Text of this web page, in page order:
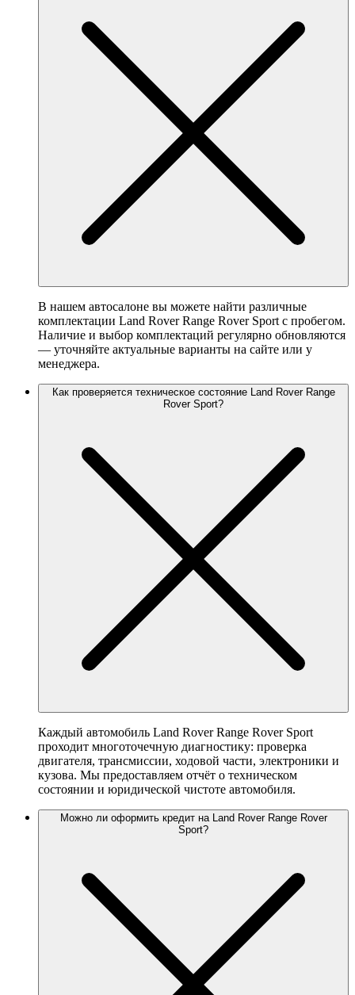
В нашем автосалоне вы можете найти различные
комплектации Land Rover Range Rover Sport с пробегом.
Наличие и выбор комплектаций регулярно обновляются
— уточняйте актуальные варианты на сайте или у
менеджера.
Как проверяется техническое состояние Land Rover Range
Rover Sport?
Каждый автомобиль Land Rover Range Rover Sport
проходит многоточечную диагностику: проверка
двигателя, трансмиссии, ходовой части, электроники и
кузова. Мы предоставляем отчёт о техническом
состоянии и юридической чистоте автомобиля.
Можно ли оформить кредит на Land Rover Range Rover
Sport?